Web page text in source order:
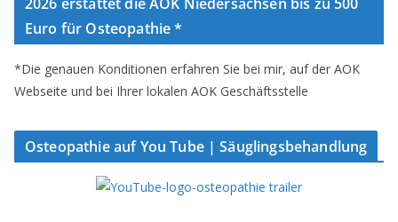
Euro für Osteopathie *
*Die genauen Konditionen erfahren Sie bei mir, auf der AOK
Webseite und bei Ihrer lokalen AOK Geschäftsstelle
Osteopathie auf You Tube | Säuglingsbehandlung